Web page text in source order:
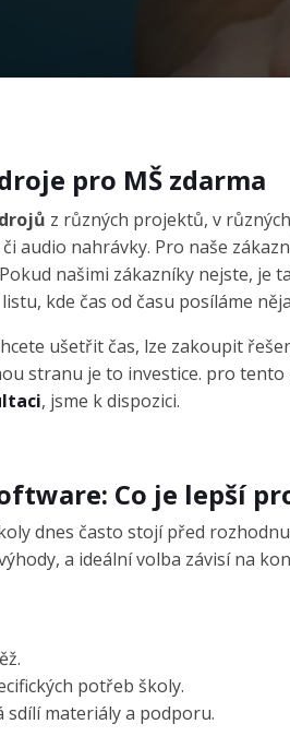
pro MŠ zdarma
z různých projektů, v
audio nahrávky. Pro naše
našimi zákazníky nejste, je
kde čas od času posíláme
ušetřit čas, lze zakoupit
stranu je to investice. pro tento
, jsme k dispozici.
Co je lepší
dnes často stojí před
a ideální volba závisí na
potřeb školy.
materiály a podporu.